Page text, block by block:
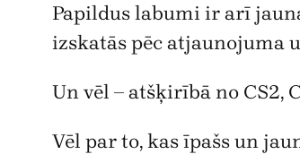
Papildus labumi ir arī
izskatās pēc atjaunojuma
Un vēl – atšķirībā no CS2,
Vēl par to, kas īpašs un